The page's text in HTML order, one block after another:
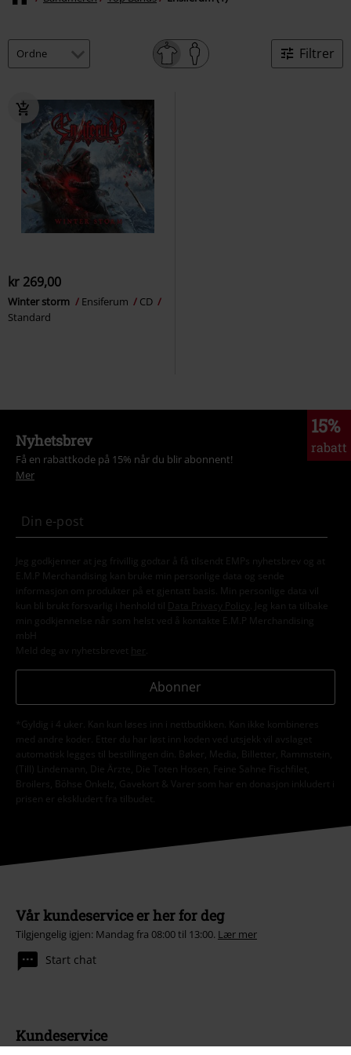
Filtrer
kr 269,00
Winter storm Ensiferum
CD
Standard
15%
rabatt
Nyhetsbrev
Få en rabattkode på 15% når du blir abonnent!
Mer
Jeg godkjenner at jeg frivillig godtar å få tilsendt EMPs nyhetsbrev og at
E.M.P Merchandising kan bruke min personlige data og sende
informasjon om produkter på et gjentatt basis. Min personlige data vil
kun bli brukt forsvarlig i henhold til
Data Privacy Policy
. Jeg kan ta tilbake
min godkjennelse når som helst ved å kontakte E.M.P Merchandising
mbH
Meld deg av nyhetsbrevet her
Abonner
*Gyldig i 4 uker. Kan kun løses inn i nettbutikken. Kan ikke kombineres
med andre koder. Etter du har løst inn koden ved utsjekk vil avslaget
automatisk legges til bestillingen din. Bøker, Media, Billetter, Rammstein,
(Till) Lindemann, Die Ärzte, Die Toten Hosen, Feine Sahne Fischfilet,
Broilers, Böhse Onkelz, Gavekort & Varer som har en donasjon inkludert i
prisen er ekskludert fra tilbudet.
Vår kundeservice er her for deg
Tilgjengelig igjen: Mandag fra 08:00 til 13:00. Lær mer
Start chat
Kundeservice